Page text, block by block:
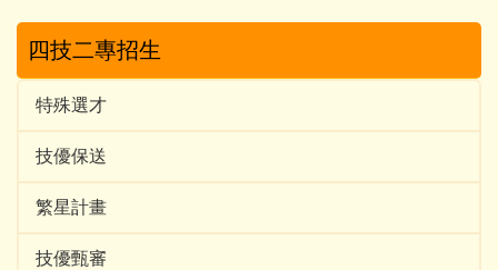
四技二專招生
特殊選才
技優保送
繁星計畫
技優甄審